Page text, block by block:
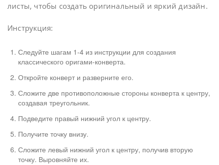
листы, чтобы создать оригинальный и яркий дизайн.
Инструкция:
Следуйте шагам 1-4 из инструкции для создания
классического оригами-конверта.
Откройте конверт и разверните его.
Сложите две противоположные стороны конверта к центру,
создавая треугольник.
Подведите правый нижний угол к центру.
Получите точку внизу.
Сложите левый нижний угол к центру, получив вторую
точку. Выровняйте их.